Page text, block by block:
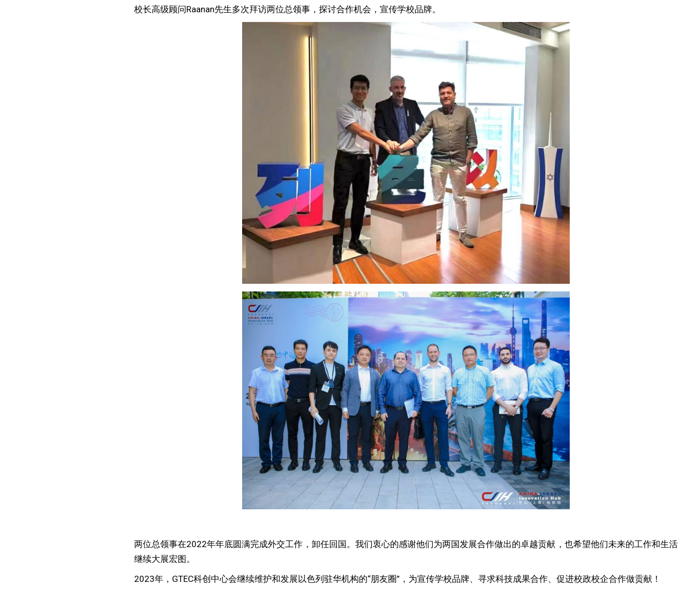
校长高级顾问Raanan先生多次拜访两位总领事，探讨合作机会，宣传学校品牌。
两位总领事在2022年年底圆满完成外交工作，卸任回国。我们衷心的感谢他们为两国发展合作做出的卓越贡献，也希望他们未来的工作和生活
继续大展宏图。
2023年，GTEC科创中心会继续维护和发展以色列驻华机构的“朋友圈”，为宣传学校品牌、寻求科技成果合作、促进校政校企合作做贡献！